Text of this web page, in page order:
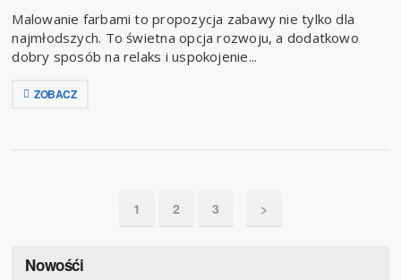
Malowanie farbami to propozycja zabawy nie tylko dla
najmłodszych. To świetna opcja rozwoju, a dodatkowo
dobry sposób na relaks i uspokojenie...
ZOBACZ
1 2 3 >
Nowośći